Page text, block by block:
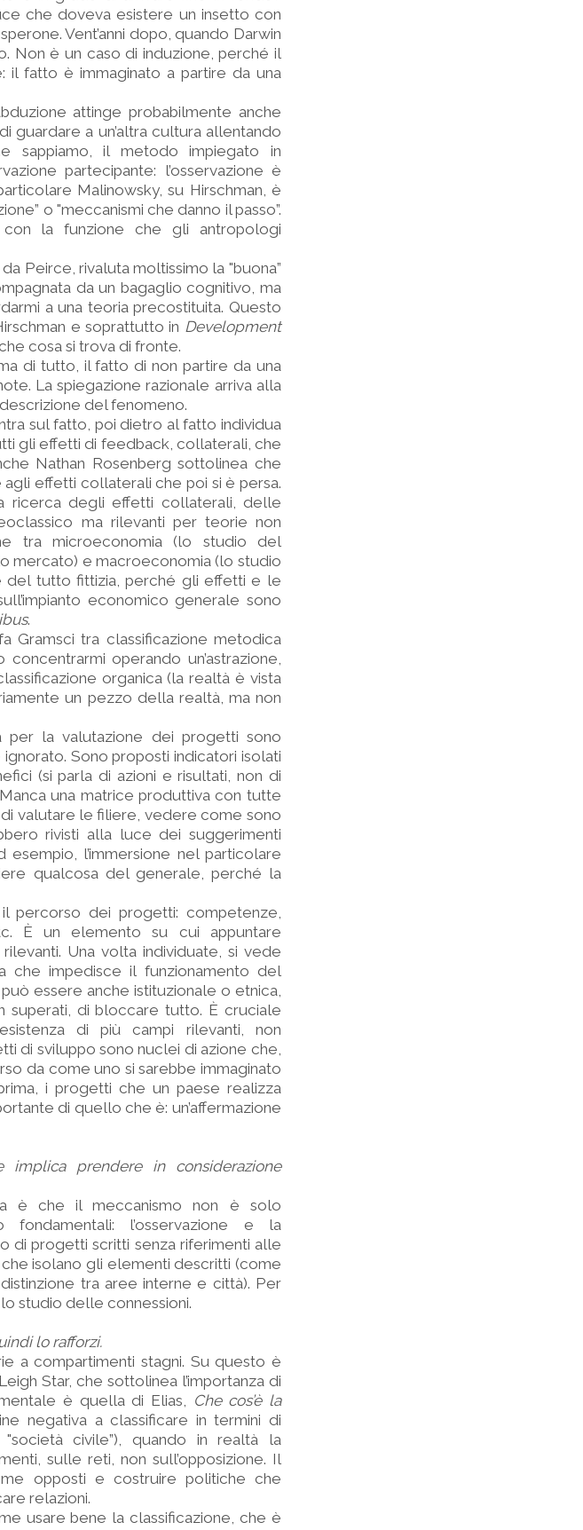
che doveva esistere un insetto con
Vent’anni dopo, quando Darwin
Non è un caso di induzione, perché il
il fatto è immaginato a partire da una
attinge probabilmente anche
guardare a un’altra cultura allentando
sappiamo, il metodo impiegato in
partecipante: l’osservazione è
Malinowsky, su Hirschman, è
o "meccanismi che danno il passo”.
la funzione che gli antropologi
Peirce, rivaluta moltissimo la "buona”
da un bagaglio cognitivo, ma
a una teoria precostituita. Questo
e soprattutto in Development
cosa si trova di fronte.
di tutto, il fatto di non partire da una
La spiegazione razionale arriva alla
del fenomeno.
sul fatto, poi dietro al fatto individua
gli effetti di feedback, collaterali, che
Nathan Rosenberg sottolinea che
agli effetti collaterali che poi si è persa.
ricerca degli effetti collaterali, delle
ma rilevanti per teorie non
tra microeconomia (lo studio del
mercato) e macroeconomia (lo studio
del tutto fittizia, perché gli effetti e le
economico generale sono
.
Gramsci tra classificazione metodica
operando un’astrazione,
organica (la realtà è vista
un pezzo della realtà, ma non
per la valutazione dei progetti sono
Sono proposti indicatori isolati
(si parla di azioni e risultati, non di
una matrice produttiva con tutte
valutare le filiere, vedere come sono
rivisti alla luce dei suggerimenti
esempio, l’immersione nel particolare
qualcosa del generale, perché la
percorso dei progetti: competenze,
È un elemento su cui appuntare
Una volta individuate, si vede
che impedisce il funzionamento del
essere anche istituzionale o etnica,
superati, di bloccare tutto. È cruciale
di più campi rilevanti, non
di sviluppo sono nuclei di azione che,
da come uno si sarebbe immaginato
i progetti che un paese realizza
di quello che è: un’affermazione
prendere in considerazione
è che il meccanismo non è solo
fondamentali: l’osservazione e la
di progetti scritti senza riferimenti alle
isolano gli elementi descritti (come
tra aree interne e città). Per
studio delle connessioni.
lo rafforzi.
a compartimenti stagni. Su questo è
Star, che sottolinea l’importanza di
è quella di Elias, Che cos’è la
negativa a classificare in termini di
civile”), quando in realtà la
sulle reti, non sull’opposizione. Il
opposti e costruire politiche che
relazioni.
usare bene la classificazione, che è